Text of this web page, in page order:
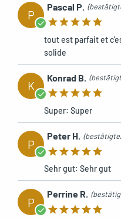
P
Pascal P.
tout est parfait et
solide
K
Konrad B.
Super: Super
P
Peter H.
Sehr gut: Sehr gut
P
Perrine R.